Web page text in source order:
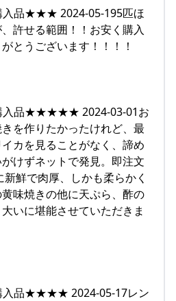
入品★★★ 2024-05-195匹ほ
許せる範囲！！お安く購入
とうございます！！！！
入品★★★★★ 2024-03-01お
を作りたかったけれど、最
カを見ることがなく、諦め
けずネットで発見。即注文
鮮で肉厚、しかも柔らかく
味焼きの他に天ぷら、酢の
いに堪能させていただきま
入品★★★★ 2024-05-17レン